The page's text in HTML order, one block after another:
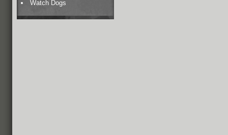
Watch Dogs